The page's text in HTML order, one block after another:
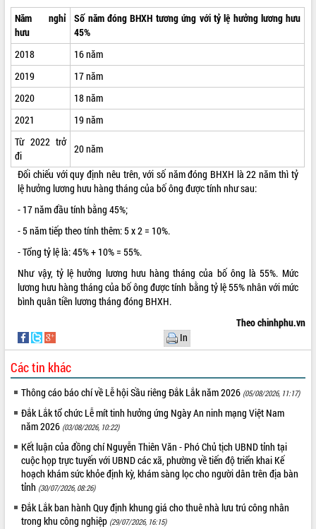
QUẢNG CÁO
Năm nghỉ
hưu
Số năm đóng BHXH tương ứng với tỷ lệ hưởng lương hưu
45%
2018
16 năm
2019
17 năm
2020
18 năm
2021
19 năm
Từ 2022 trở
đi
20 năm
Đối chiếu với quy định nêu trên, với số năm đóng BHXH là 22 năm thì tỷ
lệ hưởng lương hưu hàng tháng của bố ông được tính như sau:
- 17 năm đầu tính bằng 45%;
- 5 năm tiếp theo tính thêm: 5 x 2 = 10%.
- Tổng tỷ lệ là: 45% + 10% = 55%.
Như vậy, tỷ lệ hưởng lương hưu hàng tháng của bố ông là 55%. Mức
lương hưu hàng tháng của bố ông được tính bằng tỷ lệ 55% nhân với mức
bình quân tiền lương tháng đóng BHXH.
Theo chinhphu.vn
In
Các tin khác
Thông cáo báo chí về Lễ hội Sầu riêng Đắk Lắk năm 2026 (05/08/2026, 11:17)
Đắk Lắk tổ chức Lễ mít tinh hưởng ứng Ngày An ninh mạng Việt Nam
năm 2026 (03/08/2026, 10:22)
Kết luận của đồng chí Nguyễn Thiên Văn - Phó Chủ tịch UBND tỉnh tại
cuộc họp trực tuyến với UBND các xã, phường về tiến độ triển khai Kế
hoạch khám sức khỏe định kỳ, khám sàng lọc cho người dân trên địa bàn
tỉnh (30/07/2026, 08:26)
Đắk Lắk ban hành Quy định khung giá cho thuê nhà lưu trú công nhân
trong khu công nghiệp (29/07/2026, 16:15)